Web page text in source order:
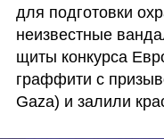
для подготовки
неизвестные
щиты конкурса
граффити с
Gaza) и залили